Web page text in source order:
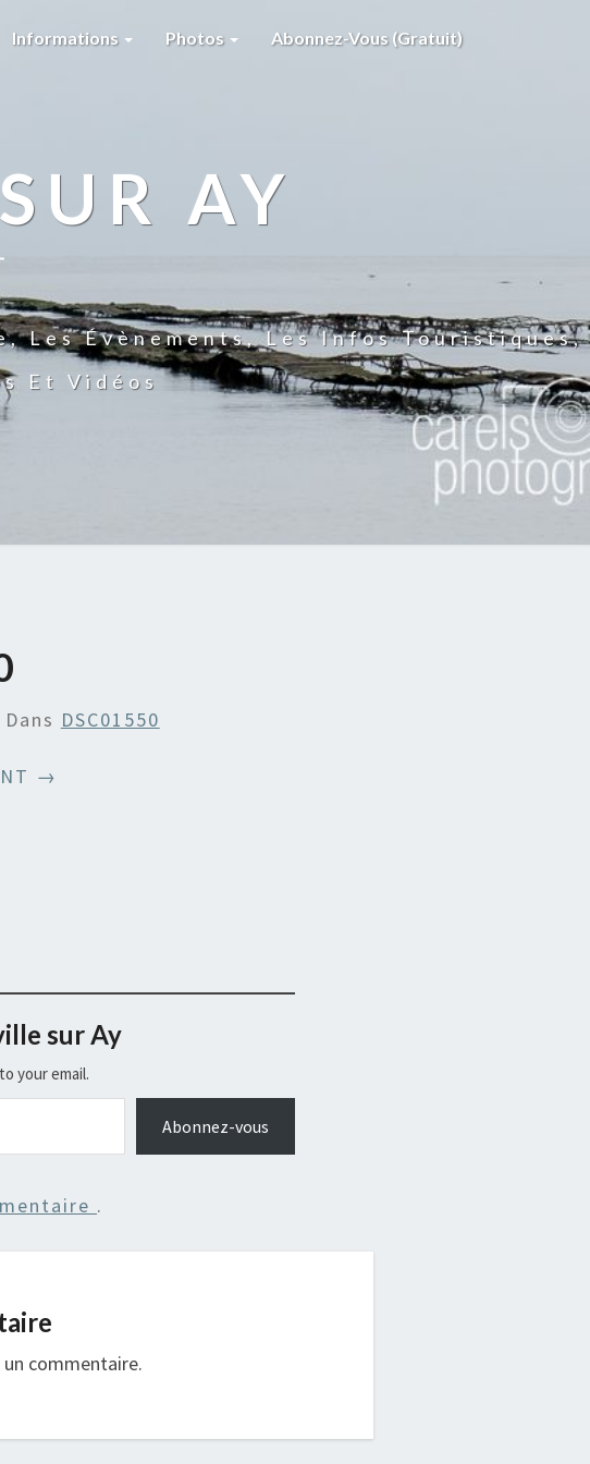
Informations Photos Abonnez-Vous (gratuit)
AY
Les Évènements, Les Infos Touristiques,
Et Vidéos
Dans DSC01550
→
sur Ay
your email.
Abonnez-vous
.
commentaire.